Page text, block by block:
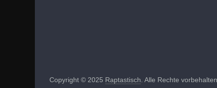
Copyright © 2025 Raptastisch . Alle Rechte